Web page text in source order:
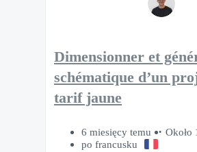
Dimensionner et
schématique d’un
tarif jaune
6 miesięcy temu
Około
po francusku